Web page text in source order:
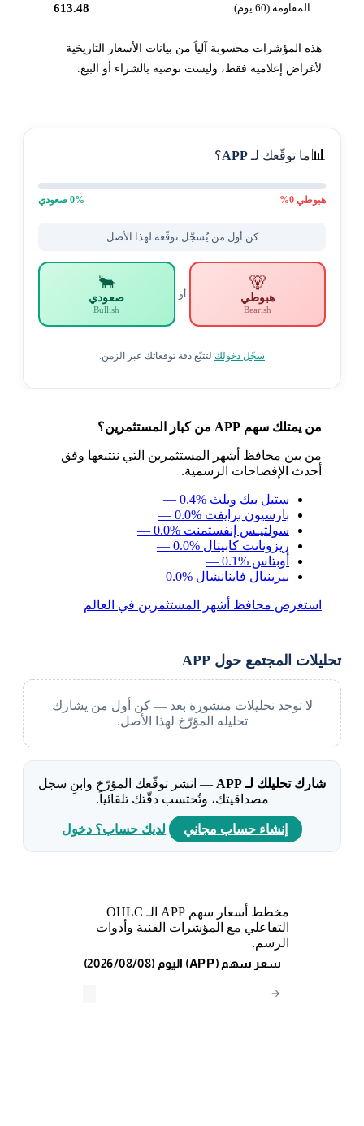
المقاومة (60 يوم) 613.48
هذه المؤشرات محسوبة آلياً من بيانات الأسعار التاريخية
لأغراض إعلامية فقط، وليست توصية بالشراء أو البيع.
📊 ما توقّعك لـAPP؟
هبوطي0
%
0% صعودي
كن أول من يُسجّل توقّعه لهذا الأصل
🐻
هبوطي
Bearish
أو
🐂
صعودي
Bullish
سجّل دخولكلتتبّع دقة توقعاتك عبر الزمن.
من يمتلك سهم APP من كبار المستثمرين؟
من بين محافظ أشهر المستثمرين التي نتتبعها وفق
أحدث الإفصاحات الرسمية.
ستيل بيك ويلث — 0.4%
بارسيون برايفت — 0.0%
سولتيـس إنفستمنت — 0.0%
ريزونانت كابيتال — 0.0%
أوبتاس — 0.1%
بيرينيال فاينانشال — 0.0%
استعرض محافظ أشهر المستثمرين في العالم
تحليلات المجتمع حول APP
لا توجد تحليلات منشورة بعد — كن أول من يشارك
تحليله المؤرّخ لهذا الأصل.
شارك تحليلك لـ APP
— انشر توقّعك المؤرّخ وابنِ سجل
مصداقيتك، وتُحتسب دقّتك تلقائياً.
إنشاء حساب مجاني لديك حساب؟ دخول
مخطط أسعار سهم APP الـ OHLC
التفاعلي مع المؤشرات الفنية وأدوات
الرسم.
→
(2026/08/08) اليوم (APP) سعر سهم